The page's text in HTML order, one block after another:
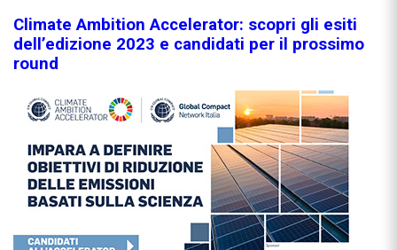
Climate Ambition Accelerator: scopri gli esiti
dell’edizione 2023 e candidati per il prossimo
round